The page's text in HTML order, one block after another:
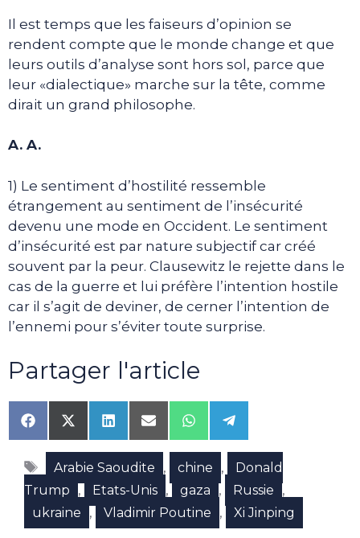
Il est temps que les faiseurs d’opinion se
rendent compte que le monde change et que
leurs outils d’analyse sont hors sol, parce que
leur «dialectique» marche sur la tête, comme
dirait un grand philosophe.
A. A.
1) Le sentiment d’hostilité ressemble
étrangement au sentiment de l’insécurité
devenu une mode en Occident. Le sentiment
d’insécurité est par nature subjectif car créé
souvent par la peur. Clausewitz le rejette dans le
cas de la guerre et lui préfère l’intention hostile
car il s’agit de deviner, de cerner l’intention de
l’ennemi pour s’éviter toute surprise.
Partager l'article
Share
on
Facebook
Share
on
X
(Twitter)
Share
on
LinkedIn
Share
on
Email
Share
on
WhatsApp
Share
on
Telegram
Étiquettes
Arabie Saoudite , chine ,
Donald
Trump
, Etats-Unis , gaza , Russie ,
ukraine , Vladimir Poutine , Xi Jinping